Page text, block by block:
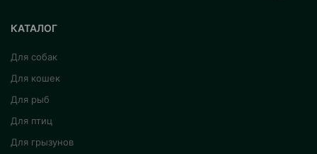
КАТАЛОГ
Для собак
Для кошек
Для рыб
Для птиц
Для грызунов